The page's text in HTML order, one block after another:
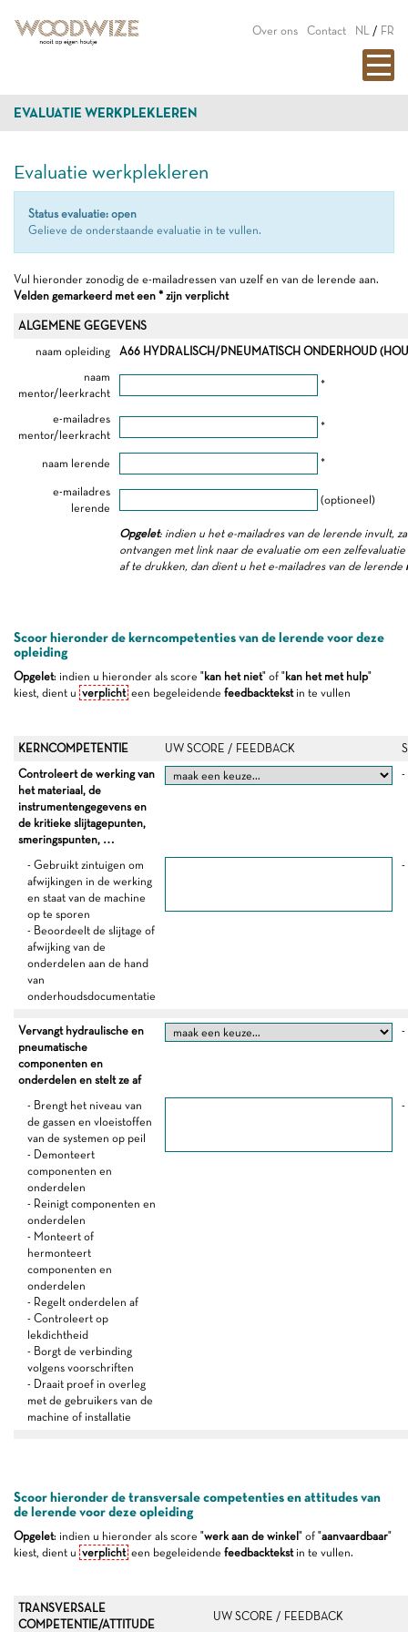
Over ons Contact NL / FR
EVALUATIE WERKPLEKLEREN
Evaluatie werkplekleren
Status evaluatie: open
Gelieve de onderstaande evaluatie in te vullen.
Vul hieronder zonodig de e-mailadressen van uzelf en van de lerende aan.
Velden gemarkeerd met een * zijn verplicht
ALGEMENE GEGEVENS
naam opleiding
A66 HYDRALISCH/PNEUMATISCH ONDERHOUD
naam
mentor/leerkracht
*
e-mailadres
mentor/leerkracht
*
naam lerende *
e-mailadres
lerende
(optioneel)
Opgelet: indien u het e-mailadres van de lerende invult,
ontvangen met link naar de evaluatie om een
af te drukken, dan dient u het e-mailadres van de lerende
Scoor hieronder de kerncompetenties van de lerende voor deze
opleiding
Opgelet: indien u hieronder als score "kan het niet" of "kan het met hulp"
kiest, dient u verplicht een begeleidende feedbacktekstin te vullen
KERNCOMPETENTIE UW SCORE / FEEDBACK
Controleert de werking van
het materiaal, de
instrumentengegevens en
de kritieke slijtagepunten,
smeringspunten, …
-
- Gebruikt zintuigen om
afwijkingen in de werking
en staat van de machine
op te sporen
- Beoordeelt de slijtage of
afwijking van de
onderdelen aan de hand
van
onderhoudsdocumentatie
-
Vervangt hydraulische en
pneumatische
componenten en
onderdelen en stelt ze af
-
- Brengt het niveau van
de gassen en vloeistoffen
van de systemen op peil
- Demonteert
componenten en
onderdelen
- Reinigt componenten en
onderdelen
- Monteert of
hermonteert
componenten en
onderdelen
- Regelt onderdelen af
- Controleert op
lekdichtheid
- Borgt de verbinding
volgens voorschriften
- Draait proef in overleg
met de gebruikers van de
machine of installatie
-
Scoor hieronder de transversale competenties en attitudes van
de lerende voor deze opleiding
Opgelet: indien u hieronder als score "werk aan de winkel " of "aanvaardbaar"
kiest, dient u verplicht een begeleidende feedbacktekstin te vullen.
TRANSVERSALE
COMPETENTIE/ATTITUDE
UW SCORE / FEEDBACK